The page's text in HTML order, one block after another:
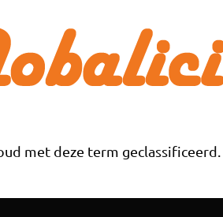
met deze term geclassificeerd.